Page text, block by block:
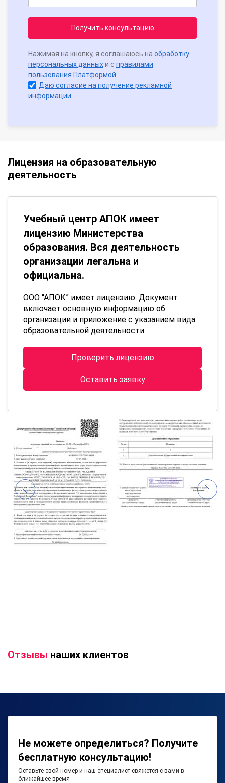
Получить консультацию
Нажимая на кнопку, я соглашаюсь на обработку
персональных данныхи с правилами
пользования Платформой
Даю согласие на получение рекламной
информации
Лицензия на образовательную
деятельность
Учебный центр АПОК имеет
лицензию Министерства
образования. Вся деятельность
организации легальна и
официальна.
ООО “АПОК” имеет лицензию. Документ
включает основную информацию об
организации и приложение с указанием вида
образовательной деятельности.
Проверить лицензию
Оставить заявку
Отзывы наших клиентов
Не можете определиться? Получите
бесплатную консультацию!
Оставьте свой номер и наш специалист свяжется с вами в
ближайшее время